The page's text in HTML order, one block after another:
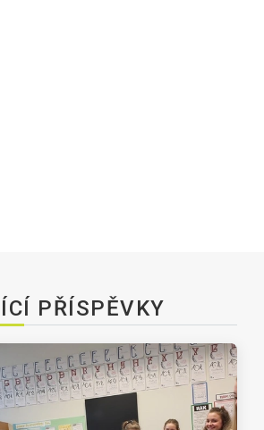
PŘÍSPĚVKY